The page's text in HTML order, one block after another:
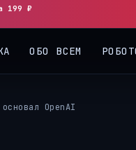
199 ₽
OpenAI